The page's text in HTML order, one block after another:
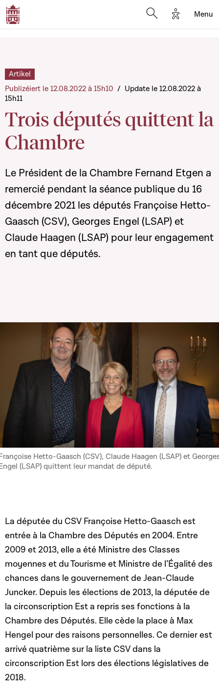
Options
Menu
Trois députés quittent la
Chambre
Artikel
Publizéiert le 12.08.2022 à 15h10 / Update le 12.08.2022 à
15h11
Le Président de la Chambre Fernand Etgen a
remercié pendant la séance publique du 16
décembre 2021 les députés Françoise Hetto-
Gaasch (CSV), Georges Engel (LSAP) et
Claude Haagen (LSAP) pour leur engagement
en tant que députés.
Hetto-Gaasch (CSV), Claude Haagen (LSAP) et
(LSAP) quittent leur mandat de député.
La députée du CSV Françoise Hetto-Gaasch est
entrée à la Chambre des Députés en 2004. Entre
2009 et 2013, elle a été Ministre des Classes
moyennes et du Tourisme et Ministre de l’Égalité des
chances dans le gouvernement de Jean-Claude
Juncker. Depuis les élections de 2013, la députée de
la circonscription Est a repris ses fonctions à la
Chambre des Députés. Elle cède la place à Max
Hengel pour des raisons personnelles. Ce dernier est
arrivé quatrième sur la liste CSV dans la
circonscription Est lors des élections législatives de
2018.